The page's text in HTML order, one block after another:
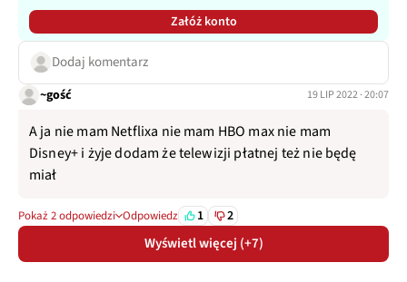
Załóż konto
Dodaj komentarz
~gość 19 LIP 2022 · 20:07
A ja nie mam Netflixa nie mam HBO max nie mam
Disney+ i żyje dodam że telewizji płatnej też nie będę
miał
Pokaż 2 odpowiedzi Odpowiedz 1 2
Wyświetl więcej (+7)